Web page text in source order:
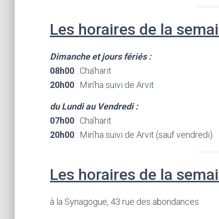
Les horaires de la
Dimanche et jours fériés :
08h00 : Cha’harit
20h00 : Min’ha suivi de Arvit
du Lundi au Vendredi :
07h00 : Cha’harit
20h00 : Min’ha suivi de Arvit (sauf vendredi)
Les horaires de la
à la Synagogue, 43 rue des abondances